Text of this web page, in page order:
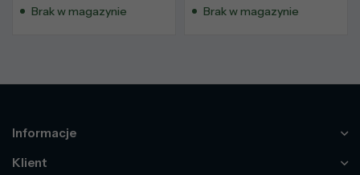
Brak w magazynie Brak w magazynie
Informacje
Klient